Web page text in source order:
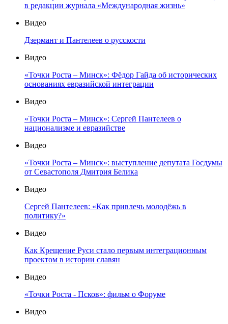
в редакции журнала «Международная жизнь»
Видео
Дзермант и Пантелеев о русскости
Видео
«Точки Роста – Минск»: Фёдор Гайда об исторических
основаниях евразийской интеграции
Видео
«Точки Роста – Минск»: Сергей Пантелеев о
национализме и евразийстве
Видео
«Точки Роста – Минск»: выступление депутата Госдумы
от Севастополя Дмитрия Белика
Видео
Сергей Пантелеев: «Как привлечь молодёжь в
политику?»
Видео
Как Крещение Руси стало первым интеграционным
проектом в истории славян
Видео
«Точки Роста - Псков»: фильм о Форуме
Видео